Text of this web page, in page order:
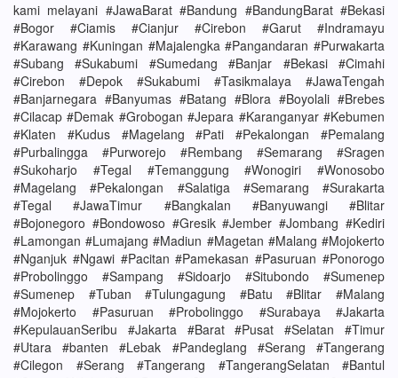
kami melayani #JawaBarat #Bandung #BandungBarat #Bekasi
#Bogor #Ciamis #Cianjur #Cirebon #Garut #Indramayu
#Karawang #Kuningan #Majalengka #Pangandaran #Purwakarta
#Subang #Sukabumi #Sumedang #Banjar #Bekasi #Cimahi
#Cirebon #Depok #Sukabumi #Tasikmalaya #JawaTengah
#Banjarnegara #Banyumas #Batang #Blora #Boyolali #Brebes
#Cilacap #Demak #Grobogan #Jepara #Karanganyar #Kebumen
#Klaten #Kudus #Magelang #Pati #Pekalongan #Pemalang
#Purbalingga #Purworejo #Rembang #Semarang #Sragen
#Sukoharjo #Tegal #Temanggung #Wonogiri #Wonosobo
#Magelang #Pekalongan #Salatiga #Semarang #Surakarta
#Tegal #JawaTimur #Bangkalan #Banyuwangi #Blitar
#Bojonegoro #Bondowoso #Gresik #Jember #Jombang #Kediri
#Lamongan #Lumajang #Madiun #Magetan #Malang #Mojokerto
#Nganjuk #Ngawi #Pacitan #Pamekasan #Pasuruan #Ponorogo
#Probolinggo #Sampang #Sidoarjo #Situbondo #Sumenep
#Sumenep #Tuban #Tulungagung #Batu #Blitar #Malang
#Mojokerto #Pasuruan #Probolinggo #Surabaya #Jakarta
#KepulauanSeribu #Jakarta #Barat #Pusat #Selatan #Timur
#Utara #banten #Lebak #Pandeglang #Serang #Tangerang
#Cilegon #Serang #Tangerang #TangerangSelatan #Bantul